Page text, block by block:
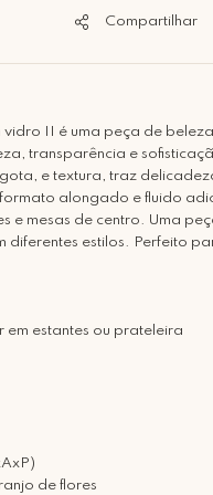
Compartilhar
II é uma peça de
transparência e
e textura, traz
alongado e fluido
e mesas de centro. Uma
diferentes estilos. Perfeito
estantes ou prateleira
de flores